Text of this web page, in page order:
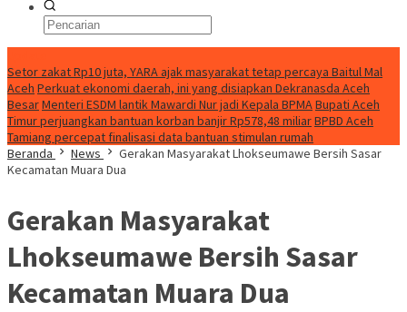
Setor zakat Rp10 juta, YARA ajak masyarakat tetap percaya Baitul Mal
Aceh Perkuat ekonomi daerah, ini yang disiapkan Dekranasda Aceh
BesarMenteri ESDM lantik Mawardi Nur jadi Kepala BPMABupati Aceh
Timur perjuangkan bantuan korban banjir Rp578,48 miliarBPBD Aceh
Tamiang percepat finalisasi data bantuan stimulan rumah
Beranda
News
Gerakan Masyarakat Lhokseumawe Bersih Sasar
Kecamatan Muara Dua
Gerakan Masyarakat
Lhokseumawe Bersih Sasar
Kecamatan Muara Dua